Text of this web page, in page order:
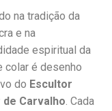
na tradição da
e na
espiritual da
colar é desenho
do Escultor
de Carvalho. Cada